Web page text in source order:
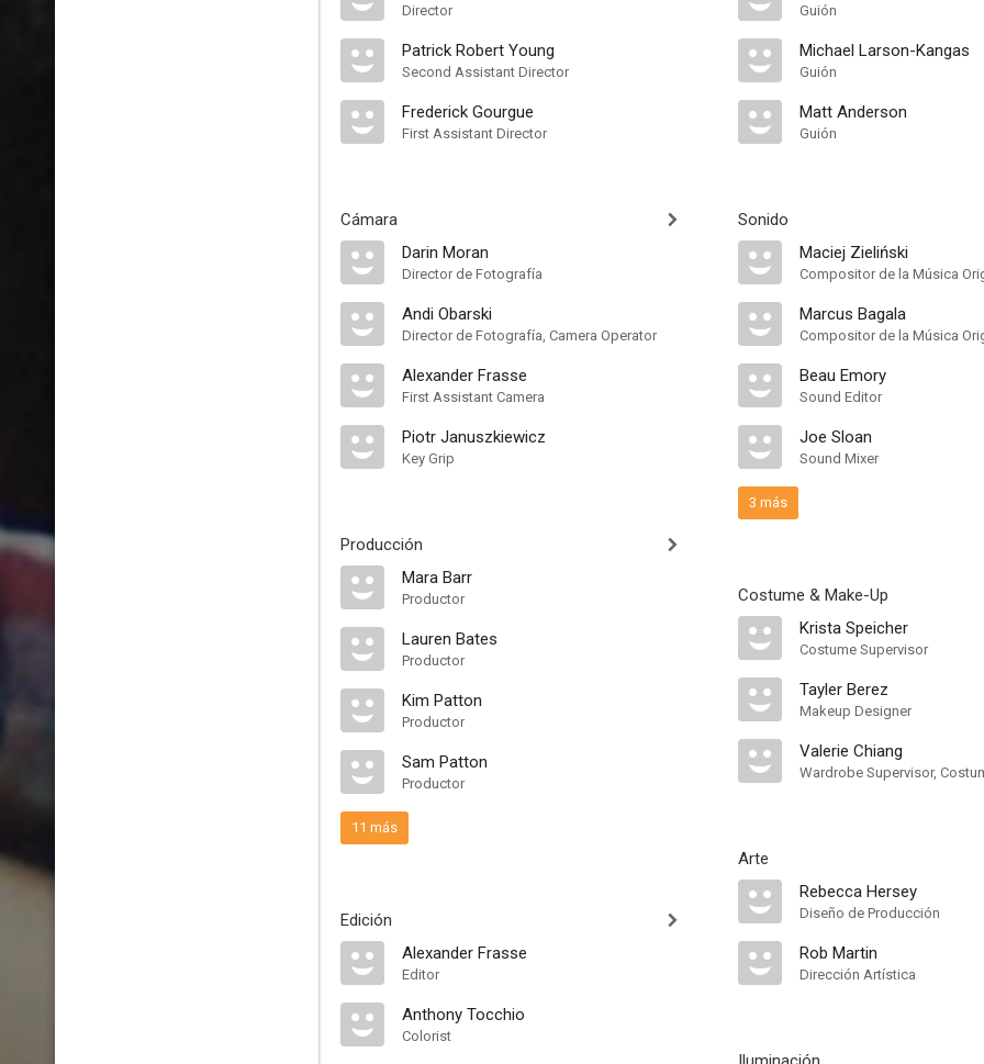
Director
Patrick Robert Young
Second Assistant Director
Frederick Gourgue
First Assistant Director
Cámara
Darin Moran
Director de Fotografía
Andi Obarski
Director de Fotografía, Camera Operator
Alexander Frasse
First Assistant Camera
Piotr Januszkiewicz
Key Grip
Producción
Mara Barr
Productor
Lauren Bates
Productor
Kim Patton
Productor
Sam Patton
Productor
11 más
Edición
Alexander Frasse
Editor
Anthony Tocchio
Colorist
Guión
Michael Larson-Kangas
Guión
Matt Anderson
Guión
Sonido
Maciej Zieliński
Compositor de la Música
Marcus Bagala
Compositor de la Música
Beau Emory
Sound Editor
Joe Sloan
Sound Mixer
3 más
Costume & Make-Up
Krista Speicher
Costume Supervisor
Tayler Berez
Makeup Designer
Valerie Chiang
Wardrobe Supervisor,
Arte
Rebecca Hersey
Diseño de Producción
Rob Martin
Dirección Artística